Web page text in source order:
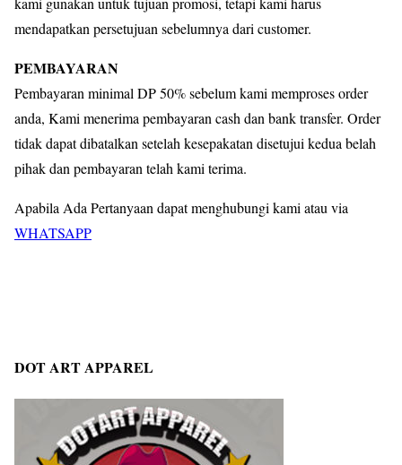
mendapatkan persetujuan sebelumnya dari customer.
PEMBAYARAN
Pembayaran minimal DP 50% sebelum kami memproses order
anda, Kami menerima pembayaran cash dan bank transfer. Order
tidak dapat dibatalkan setelah kesepakatan disetujui kedua belah
pihak dan pembayaran telah kami terima.
Apabila Ada Pertanyaan dapat menghubungi kami atau via
WHATSAPP
DOT ART APPAREL